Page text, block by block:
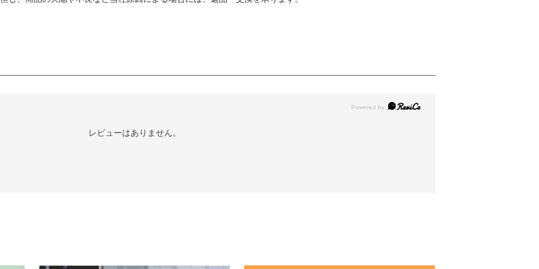
レビューはありません。